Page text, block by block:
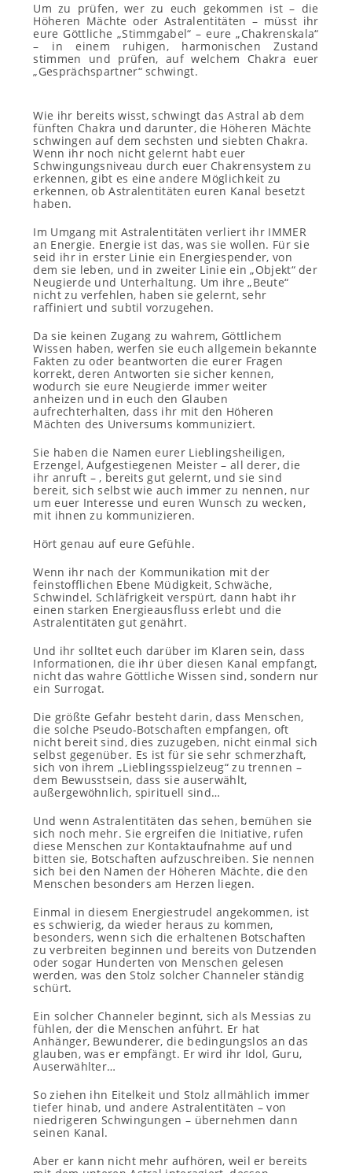
Um zu prüfen, wer zu euch gekommen ist – die
Höheren Mächte oder Astralentitäten – müsst ihr
eure Göttliche „Stimmgabel“ – eure „Chakrenskala“
– in einem ruhigen, harmonischen Zustand
stimmen und prüfen, auf welchem Chakra euer
„Gesprächspartner“ schwingt.
Wie ihr bereits wisst, schwingt das Astral ab dem
fünften Chakra und darunter, die Höheren Mächte
schwingen auf dem sechsten und siebten Chakra.
Wenn ihr noch nicht gelernt habt euer
Schwingungsniveau durch euer Chakrensystem zu
erkennen, gibt es eine andere Möglichkeit zu
erkennen, ob Astralentitäten euren Kanal besetzt
haben.
Im Umgang mit Astralentitäten verliert ihr IMMER
an Energie. Energie ist das, was sie wollen. Für sie
seid ihr in erster Linie ein Energiespender, von
dem sie leben, und in zweiter Linie ein „Objekt“ der
Neugierde und Unterhaltung. Um ihre „Beute“
nicht zu verfehlen, haben sie gelernt, sehr
raffiniert und subtil vorzugehen.
Da sie keinen Zugang zu wahrem, Göttlichem
Wissen haben, werfen sie euch allgemein bekannte
Fakten zu oder beantworten die eurer Fragen
korrekt, deren Antworten sie sicher kennen,
wodurch sie eure Neugierde immer weiter
anheizen und in euch den Glauben
aufrechterhalten, dass ihr mit den Höheren
Mächten des Universums kommuniziert.
Sie haben die Namen eurer Lieblingsheiligen,
Erzengel, Aufgestiegenen Meister – all derer, die
ihr anruft – , bereits gut gelernt, und sie sind
bereit, sich selbst wie auch immer zu nennen, nur
um euer Interesse und euren Wunsch zu wecken,
mit ihnen zu kommunizieren.
Hört genau auf eure Gefühle.
Wenn ihr nach der Kommunikation mit der
feinstofflichen Ebene Müdigkeit, Schwäche,
Schwindel, Schläfrigkeit verspürt, dann habt ihr
einen starken Energieausfluss erlebt und die
Astralentitäten gut genährt.
Und ihr solltet euch darüber im Klaren sein, dass
Informationen, die ihr über diesen Kanal empfangt,
nicht das wahre Göttliche Wissen sind, sondern nur
ein Surrogat.
Die größte Gefahr besteht darin, dass Menschen,
die solche Pseudo-Botschaften empfangen, oft
nicht bereit sind, dies zuzugeben, nicht einmal sich
selbst gegenüber. Es ist für sie sehr schmerzhaft,
sich von ihrem „Lieblingsspielzeug“ zu trennen –
dem Bewusstsein, dass sie auserwählt,
außergewöhnlich, spirituell sind…
Und wenn Astralentitäten das sehen, bemühen sie
sich noch mehr. Sie ergreifen die Initiative, rufen
diese Menschen zur Kontaktaufnahme auf und
bitten sie, Botschaften aufzuschreiben. Sie nennen
sich bei den Namen der Höheren Mächte, die den
Menschen besonders am Herzen liegen.
Einmal in diesem Energiestrudel angekommen, ist
es schwierig, da wieder heraus zu kommen,
besonders, wenn sich die erhaltenen Botschaften
zu verbreiten beginnen und bereits von Dutzenden
oder sogar Hunderten von Menschen gelesen
werden, was den Stolz solcher Channeler ständig
schürt.
Ein solcher Channeler beginnt, sich als Messias zu
fühlen, der die Menschen anführt. Er hat
Anhänger, Bewunderer, die bedingungslos an das
glauben, was er empfängt. Er wird ihr Idol, Guru,
Auserwählter…
So ziehen ihn Eitelkeit und Stolz allmählich immer
tiefer hinab, und andere Astralentitäten – von
niedrigeren Schwingungen – übernehmen dann
seinen Kanal.
Aber er kann nicht mehr aufhören, weil er bereits